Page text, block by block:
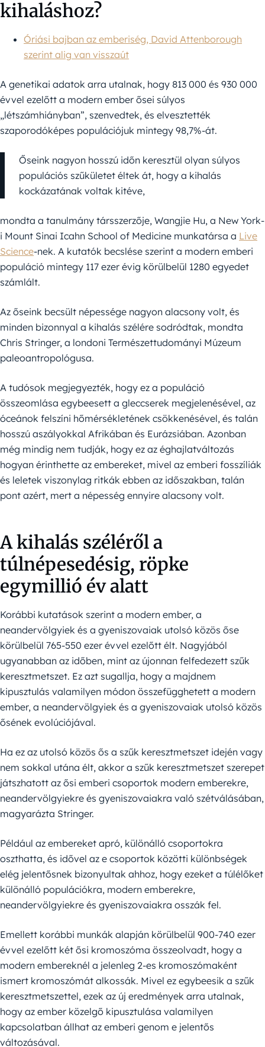
kihaláshoz?
Óriási bajban az emberiség, David Attenborough
szerint alig van visszaút
A genetikai adatok arra utalnak, hogy 813 000 és 930 000
évvel ezelőtt a modern ember ősei súlyos
„létszámhiányban”, szenvedtek, és elvesztették
szaporodóképes populációjuk mintegy 98,7%-át.
Őseink nagyon hosszú időn keresztül olyan súlyos
populációs szűkületet éltek át, hogy a kihalás
kockázatának voltak kitéve,
mondta a tanulmány társszerzője, Wangjie Hu, a New York-
i Mount Sinai Icahn School of Medicine munkatársa a Live
Science-nek. A kutatók becslése szerint a modern emberi
populáció mintegy 117 ezer évig körülbelül 1280 egyedet
számlált.
Az őseink becsült népessége nagyon alacsony volt, és
minden bizonnyal a kihalás szélére sodródtak, mondta
Chris Stringer, a londoni Természettudományi Múzeum
paleoantropológusa.
A tudósok megjegyezték, hogy ez a populáció
összeomlása egybeesett a gleccserek megjelenésével, az
óceánok felszíni hőmérsékletének csökkenésével, és talán
hosszú aszályokkal Afrikában és Eurázsiában. Azonban
még mindig nem tudják, hogy ez az éghajlatváltozás
hogyan érinthette az embereket, mivel az emberi fosszíliák
és leletek viszonylag ritkák ebben az időszakban, talán
pont azért, mert a népesség ennyire alacsony volt.
A kihalás széléről a
túlnépesedésig, röpke
egymillió év alatt
Korábbi kutatások szerint a modern ember, a
neandervölgyiek és a gyeniszovaiak utolsó közös őse
körülbelül 765-550 ezer évvel ezelőtt élt. Nagyjából
ugyanabban az időben, mint az újonnan felfedezett szűk
keresztmetszet. Ez azt sugallja, hogy a majdnem
kipusztulás valamilyen módon összefügghetett a modern
ember, a neandervölgyiek és a gyeniszovaiak utolsó közös
ősének evolúciójával.
Ha ez az utolsó közös ős a szűk keresztmetszet idején vagy
nem sokkal utána élt, akkor a szűk keresztmetszet szerepet
játszhatott az ősi emberi csoportok modern emberekre,
neandervölgyiekre és gyeniszovaiakra való szétválásában,
magyarázta Stringer.
Például az embereket apró, különálló csoportokra
oszthatta, és idővel az e csoportok közötti különbségek
elég jelentősnek bizonyultak ahhoz, hogy ezeket a túlélőket
különálló populációkra, modern emberekre,
neandervölgyiekre és gyeniszovaiakra osszák fel.
Emellett korábbi munkák alapján körülbelül 900-740 ezer
évvel ezelőtt két ősi kromoszóma összeolvadt, hogy a
modern embereknél a jelenleg 2-es kromoszómaként
ismert kromoszómát alkossák. Mivel ez egybeesik a szűk
keresztmetszettel, ezek az új eredmények arra utalnak,
hogy az ember közelgő kipusztulása valamilyen
kapcsolatban állhat az emberi genom e jelentős
változásával.